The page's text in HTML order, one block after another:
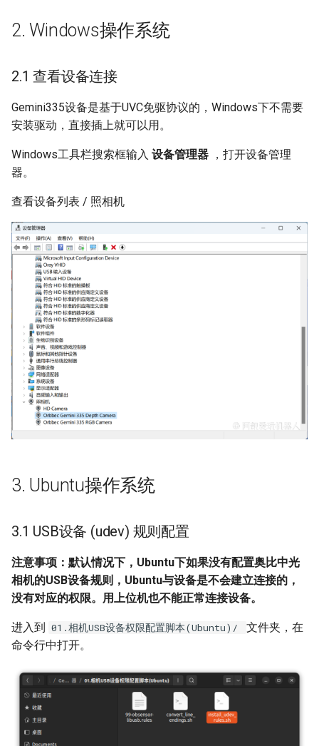
2. Windows操作系统
2.1 查看设备连接
Gemini335设备是基于UVC免驱协议的，Windows下不需要
安装驱动，直接插上就可以用。
Windows工具栏搜索框输入 设备管理器 ，打开设备管理
器。
查看设备列表 / 照相机
3. Ubuntu操作系统
3.1 USB设备 (udev) 规则配置
注意事项：默认情况下，Ubuntu下如果没有配置奥比中光
相机的USB设备规则，Ubuntu与设备是不会建立连接的，
没有对应的权限。用上位机也不能正常连接设备。
进入到 01.相机USB设备权限配置脚本(Ubuntu)/
文件夹，在
命令行中打开。